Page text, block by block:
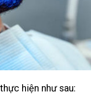
hiện như sau: